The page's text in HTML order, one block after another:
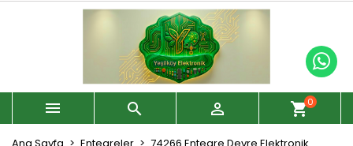
   shopping_cart0